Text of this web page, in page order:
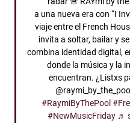
a una nueva era con “I
viaje entre el French
invita a soltar, bailar y
combina identidad digital,
donde la música y la
encuentran. ¿Listxs
#RaymiByThePool
#NewMusicFriday ♬